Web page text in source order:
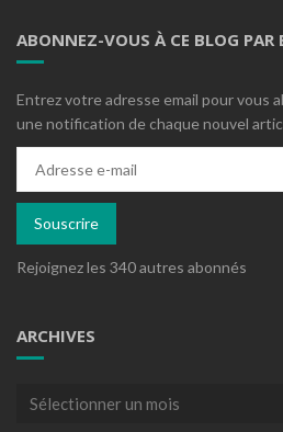
ABONNEZ-VOUS À CE BLOG PAR
Entrez votre adresse email pour vous
une notification de chaque nouvel
mail
Souscrire
Rejoignez les 340 autres abonnés
ARCHIVES
Archives